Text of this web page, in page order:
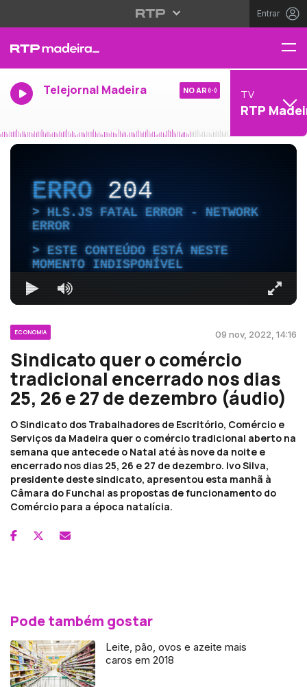
Entrar
Telejornal Madeira NO AR TV
RTP
ERRO204
HLS.JS FATAL ERROR - NETWORK
ERROR
ESTE CONTEÚDO ESTÁ NESTE
MOMENTO INDISPONÍVEL
ECONOMIA 09 nov, 2022, 14:16
Sindicato quer o comércio
tradicional encerrado nos dias
25, 26 e 27 de dezembro (áudio)
O Sindicato dos Trabalhadores de Escritório, Comércio e
Serviços da Madeira quer o comércio tradicional aberto na
semana que antecede o Natal até às nove da noite e
encerrado nos dias 25, 26 e 27 de dezembro. Ivo Silva,
presidente deste sindicato, apresentou esta manhã à
Câmara do Funchal as propostas de funcionamento do
Comércio para a época natalícia.
Pode também gostar
Leite, pão, ovos e azeite mais
caros em 2018